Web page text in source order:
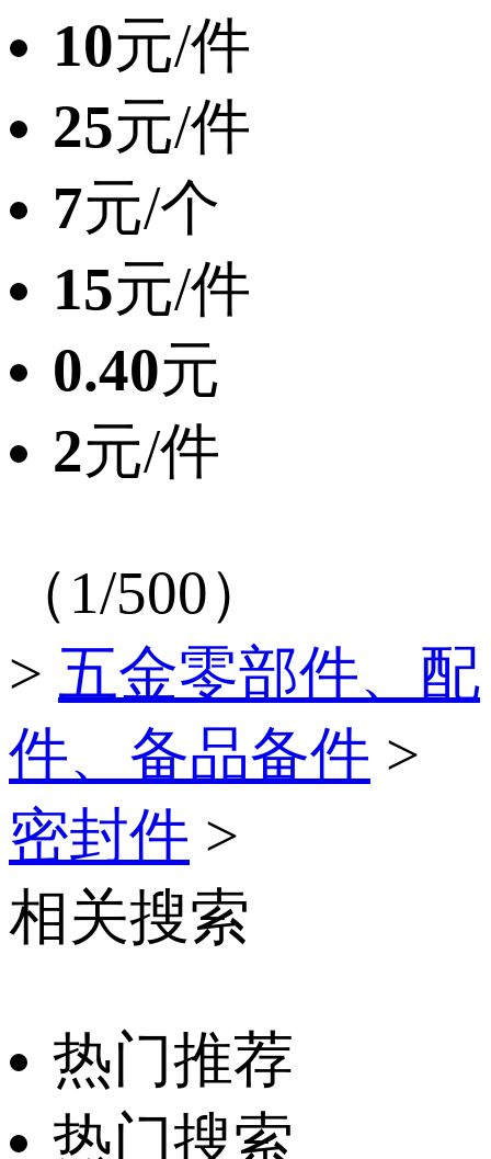
10元/件
25元/件
7元/个
15元/件
0.40元
2元/件
（1/500）
> 五金零部件、配
件、备品备件 >
密封件 >
相关搜索
热门推荐
热门搜索